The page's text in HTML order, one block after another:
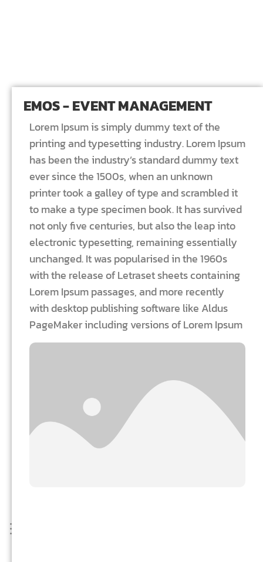
EMOS - EVENT MANAGEMENT
Lorem Ipsum is simply dummy text of the
printing and typesetting industry. Lorem Ipsum
has been the industry’s standard dummy text
ever since the 1500s, when an unknown
printer took a galley of type and scrambled it
to make a type specimen book. It has survived
not only five centuries, but also the leap into
electronic typesetting, remaining essentially
unchanged. It was popularised in the 1960s
with the release of Letraset sheets containing
Lorem Ipsum passages, and more recently
with desktop publishing software like Aldus
PageMaker including versions of Lorem Ipsum